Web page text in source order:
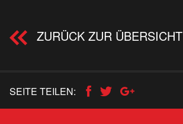
ZURÜCK ZUR ÜBERSICHT
SEITE TEILEN: